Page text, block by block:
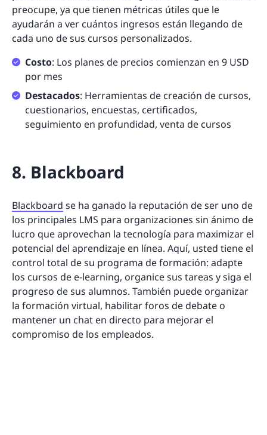
preocupe, ya que tienen métricas útiles que le
ayudarán a ver cuántos ingresos están llegando de
cada uno de sus cursos personalizados.
Costo: Los planes de precios comienzan en 9 USD
por mes
Destacados: Herramientas de creación de cursos,
cuestionarios, encuestas, certificados,
seguimiento en profundidad, venta de cursos
8. Blackboard
Blackboard se ha ganado la reputación de ser uno de
los principales LMS para organizaciones sin ánimo de
lucro que aprovechan la tecnología para maximizar el
potencial del aprendizaje en línea. Aquí, usted tiene el
control total de su programa de formación: adapte
los cursos de e-learning, organice sus tareas y siga el
progreso de sus alumnos. También puede organizar
la formación virtual, habilitar foros de debate o
mantener un chat en directo para mejorar el
compromiso de los empleados.